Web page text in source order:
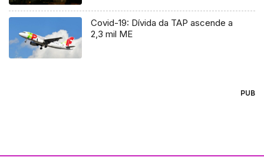
Covid-19: Dívida da TAP ascende a
2,3 mil ME
PUB